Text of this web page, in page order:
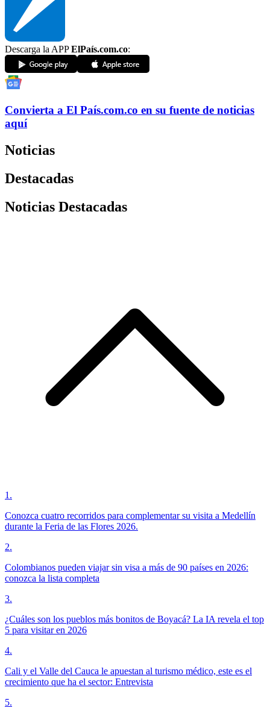
Descarga la APPElPaís.com.co:
Convierta a El País.com.co en su fuente de noticias
aquí
Noticias
Destacadas
Noticias Destacadas
1 .
Conozca cuatro recorridos para complementar su visita a Medellín
durante la Feria de las Flores 2026.
2.
Colombianos pueden viajar sin visa a más de 90 países en 2026:
conozca la lista completa
3.
¿Cuáles son los pueblos más bonitos de Boyacá? La IA revela el top
5 para visitar en 2026
4.
Cali y el Valle del Cauca le apuestan al turismo médico, este es el
crecimiento que ha el sector: Entrevista
5.